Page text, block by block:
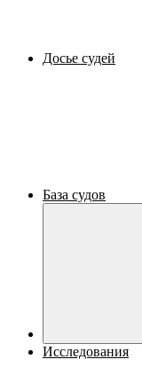
Досье судей
База судов
Исследования